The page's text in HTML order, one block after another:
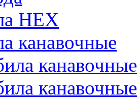
HEX
канавочные